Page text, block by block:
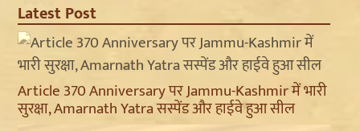
Latest Post
Article 370 Anniversary पर Jammu-Kashmir में भारी
सुरक्षा, Amarnath Yatra सस्पेंड और हाईवे हुआ सील